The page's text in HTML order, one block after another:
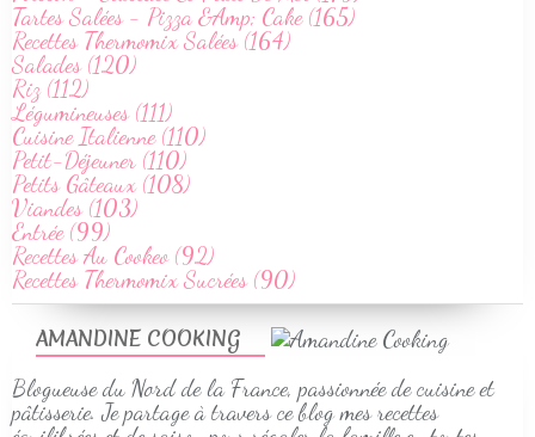
AMANDINE COOKING
Blogueuse du Nord de la France, passionnée de cuisine et
pâtisserie. Je partage à travers ce blog mes recettes
Tartes Salées - Pizza &Amp; Cake (165)
Recettes Thermomix Salées (164)
Salades (120)
Riz (112)
Légumineuses (111)
Cuisine Italienne (110)
Petit-Déjeuner (110)
Petits Gâteaux (108)
Viandes (103)
Entrée (99)
Recettes Au Cookeo (92)
Recettes Thermomix Sucrées (90)